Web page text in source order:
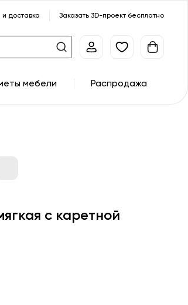
доставка Заказать 3D-проект бесплатно
мебели Распродажа
с каретной